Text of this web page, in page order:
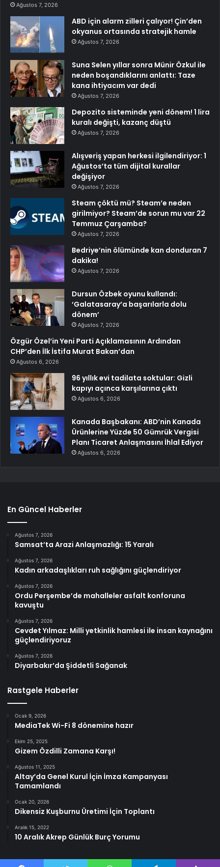
Ağustos 7, 2026
ABD için alarm zilleri çalıyor! Çin’den
okyanus ortasında stratejik hamle
Ağustos 7, 2026
Suna Selen yıllar sonra Münir Özkul ile
neden boşandıklarını anlattı: Taze
kana ihtiyacım var dedi
Ağustos 7, 2026
Depozito sisteminde yeni dönem! 1 lira
kuralı değişti, kazanç düştü
Ağustos 7, 2026
Alışveriş yapan herkesi ilgilendiriyor: 1
Ağustos’ta tüm dijital kurallar
değişiyor
Ağustos 7, 2026
Steam çöktü mü? Steam’e neden
girilmiyor? Steam’de sorun mu var 22
Temmuz Çarşamba?
Ağustos 7, 2026
Bedriye’nin ölümünde kan donduran 7
dakika!
Ağustos 7, 2026
Dursun Özbek oyunu kullandı:
‘Galatasaray’a başarılarla dolu
dönem’
Ağustos 7, 2026
Özgür Özel’in Yeni Parti Açıklamasının Ardından
CHP’den İlk İstifa Murat Bakan’dan
Ağustos 6, 2026
96 yıllık evi tadilata soktular: Gizli
kapıyı açınca karşılarına çıktı
Ağustos 6, 2026
Kanada Başbakanı: ABD’nin Kanada
Ürünlerine Yüzde 50 Gümrük Vergisi
Planı Ticaret Anlaşmasını İhlal Ediyor
Ağustos 6, 2026
En Güncel Haberler
Ağustos 7, 2026
Samsat’ta Arazi Anlaşmazlığı: 15 Yaralı
Ağustos 7, 2026
Kadın arkadaşlıkları ruh sağlığını güçlendiriyor
Ağustos 7, 2026
Ordu Perşembe’de mahalleler asfalt konforuna
kavuştu
Ağustos 7, 2026
Cevdet Yılmaz: Milli yetkinlik hamlesi ile insan kaynağını
güçlendiriyoruz
Ağustos 7, 2026
Diyarbakır’da Şiddetli Sağanak
Rastgele Haberler
Ocak 9, 2026
MediaTek Wi-Fi 8 dönemine hazır
Ekim 25, 2025
Gizem Özdilli Zamana Karşı!
Ağustos 11, 2025
Altay’da Genel Kurul İçin İmza Kampanyası
Tamamlandı
Ocak 20, 2026
Dikensiz Kuşburnu Üretimi İçin Toplantı
Aralık 15, 2022
10 Aralık Akrep Günlük Burç Yorumu